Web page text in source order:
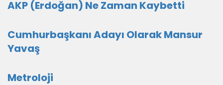
AKP (Erdoğan) Ne Zaman Kaybetti
Cumhurbaşkanı Adayı Olarak Mansur
Yavaş
Metroloji